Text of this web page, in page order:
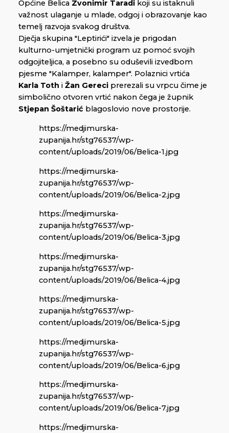
Općine Belica Zvonimir Taradi koji su istaknuli
važnost ulaganje u mlade, odgoj i obrazovanje kao
temelj razvoja svakog društva.
Dječja skupina "Leptirići" izvela je prigodan
kulturno-umjetnički program uz pomoć svojih
odgojiteljica, a posebno su oduševili izvedbom
pjesme "Kalamper, kalamper". Polaznici vrtića
Karla Toth i Žan Gereci prerezali su vrpcu čime je
simbolično otvoren vrtić nakon čega je župnik
Stjepan Šoštarić blagoslovio nove prostorije.
https://medjimurska-
zupanija.hr/stg76537/wp-
content/uploads/2019/06/Belica-1.jpg
https://medjimurska-
zupanija.hr/stg76537/wp-
content/uploads/2019/06/Belica-2.jpg
https://medjimurska-
zupanija.hr/stg76537/wp-
content/uploads/2019/06/Belica-3.jpg
https://medjimurska-
zupanija.hr/stg76537/wp-
content/uploads/2019/06/Belica-4.jpg
https://medjimurska-
zupanija.hr/stg76537/wp-
content/uploads/2019/06/Belica-5.jpg
https://medjimurska-
zupanija.hr/stg76537/wp-
content/uploads/2019/06/Belica-6.jpg
https://medjimurska-
zupanija.hr/stg76537/wp-
content/uploads/2019/06/Belica-7.jpg
https://medjimurska-